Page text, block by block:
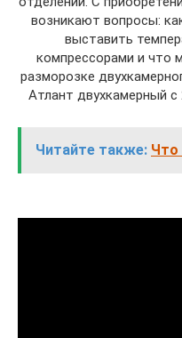
возникают вопросы:
выставить
компрессорами и что
разморозке
Атлант двухкамерный с
Читайте также: Что